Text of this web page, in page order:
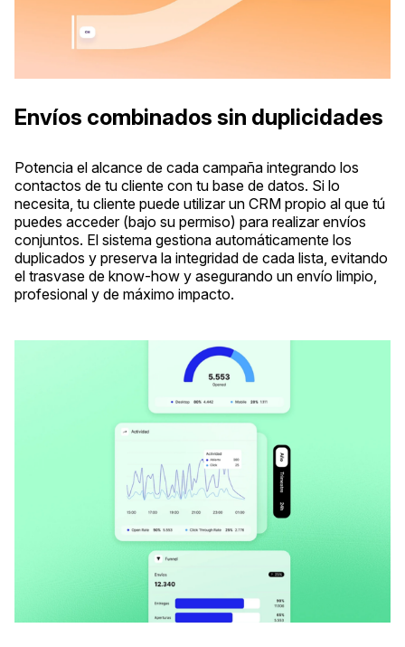
Envíos combinados sin duplicidades
Potencia el alcance de cada campaña integrando los
contactos de tu cliente con tu base de datos. Si lo
necesita, tu cliente puede utilizar un CRM propio al que tú
puedes acceder (bajo su permiso) para realizar envíos
conjuntos. El sistema gestiona automáticamente los
duplicados y preserva la integridad de cada lista, evitando
el trasvase de know-how y asegurando un envío limpio,
profesional y de máximo impacto.